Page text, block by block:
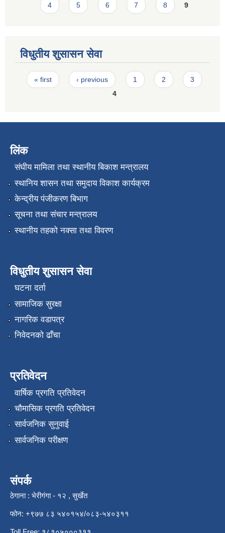
4 5 6 7 8 9
विधुतीय शुसासन सेवा
Pages
« first ‹ previous 1 2
3
4
लिंक
संघीय मामिला तथा स्थानीय बिकाश मन्त्रालय
स्थानिय शासन तथा समुदाय विकाश कार्यक्रम
केन्द्रीय पंजीकरण बिभाग
सूचना तथा संचार मन्त्रालय
स्थानीय तहको नक्सा तथा विवरण
विधुतीय शुसासन सेवा
घटना दर्ता
सामाजिक सुरक्षा
नागरिक वडापत्र
निवेदनको ढाँचा
प्रतिवेदन
वार्षिक प्रगति प्रतिवेदन
चौमासिक प्रगति प्रतिवेदन
सार्वजनिक सुनुवाई
सार्वजनिक परीक्षण
संपर्क
ठेगाना : भेरीगंगा - १२ , सुर्खेत
फोन: +९७७ ८३ ५४०१५४/०८३-५४०३११